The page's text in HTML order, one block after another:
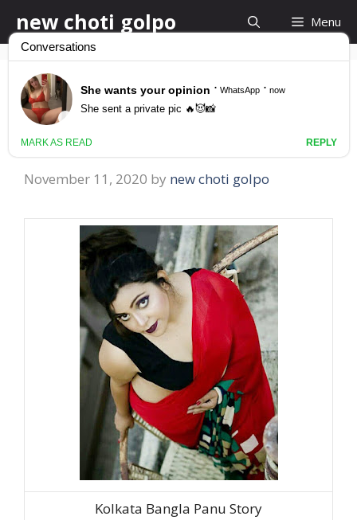
to
content
new choti golpo Menu
Kolkata Panu Golpo
বৌদির সাথে পরকীয়া
November 11, 2020 by new choti golpo
Kolkata Bangla Panu Story